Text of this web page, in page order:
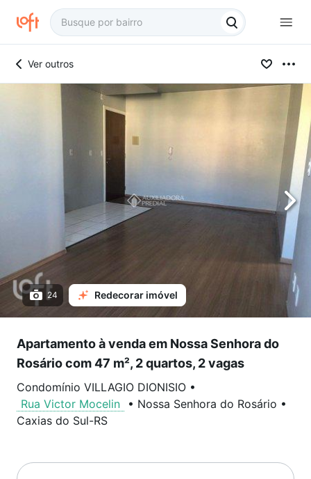
Ver outros
24 Redecorar imóvel
Apartamento à venda em Nossa Senhora do
Rosário com 47 m², 2 quartos, 2 vagas
Condomínio VILLAGIO DIONISIO •
Rua Victor Mocelin
• Nossa Senhora do Rosário •
Caxias do Sul-RS